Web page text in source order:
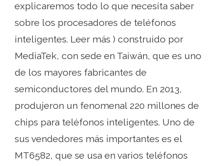
explicaremos todo lo que necesita saber
sobre los procesadores de teléfonos
inteligentes. Leer más ) construido por
MediaTek, con sede en Taiwán, que es uno
de los mayores fabricantes de
semiconductores del mundo. En 2013,
produjeron un fenomenal 220 millones de
chips para teléfonos inteligentes. Uno de
sus vendedores más importantes es el
MT6582, que se usa en varios teléfonos